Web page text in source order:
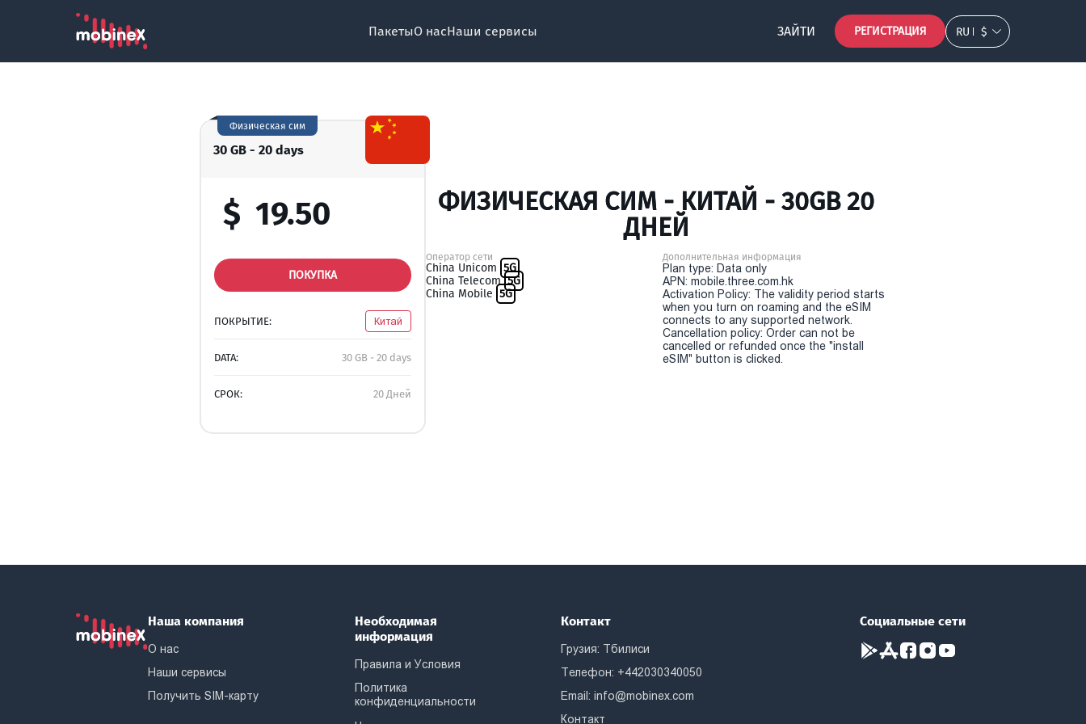
ПакетыО насНаши сервисы ЗАЙТИ РЕГИСТРАЦИЯ RU $
30 GB - 20 days
Физическая сим
$ 19.50
ПОКУПКА
ПОКРЫТИЕ: Китай
DATA: 30 GB - 20 days
СРОК: 20 Дней
ФИЗИЧЕСКАЯ СИМ - КИТАЙ - 30GB 20
ДНЕЙ
Оператор сети
China Unicom 5G
China Telecom 5G
China Mobile 5G
Дополнительная информация
Plan type: Data only
APN: mobile.three.com.hk
Activation Policy: The validity period starts
when you turn on roaming and the eSIM
connects to any supported network.
Cancellation policy: Order can not be
cancelled or refunded once the "install
eSIM" button is clicked.
Наша компания
О нас
Наши сервисы
Получить SIM-карту
Необходимая
информация
Правила и Условия
Политика
конфиденциальности
Контакт
Грузия: Тбилиси
Телефон: +442030340050
Email:info@mobinex.com
Контакт
Социальные сети